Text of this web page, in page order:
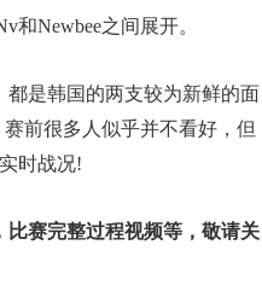
Newbee之间展开。
都是韩国的两支较为新鲜的面
前很多人似乎并不看好，但
时战况!
比赛完整过程视频等，敬请关